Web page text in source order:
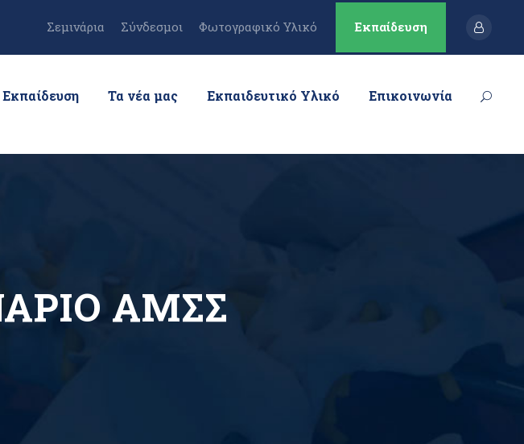
Σεμινάρια Σύνδεσμοι Φωτογραφικό Υλικό Εκπαίδευση
Εκπαίδευση Τα νέα μας Εκπαιδευτικό Υλικό Επικοινωνία
ΑΜΣΣ